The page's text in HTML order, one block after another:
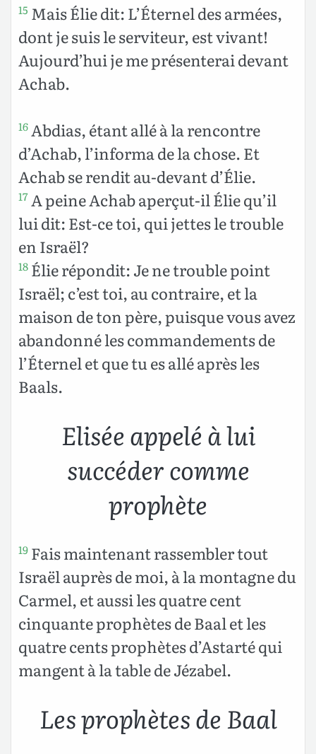
15 Mais Élie dit: L’Éternel des armées,
dont je suis le serviteur, est vivant!
Aujourd’hui je me présenterai devant
Achab.
16Abdias, étant allé à la rencontre
d’Achab, l’informa de la chose. Et
Achab se rendit au-devant d’Élie.
17A peine Achab aperçut-il Élie qu’il
lui dit: Est-ce toi, qui jettes le trouble
en Israël?
18 Élie répondit: Je ne trouble point
Israël; c’est toi, au contraire, et la
maison de ton père, puisque vous avez
abandonné les commandements de
l’Éternel et que tu es allé après les
Baals.
Elisée appelé à lui
succéder comme
prophète
19 Fais maintenant rassembler tout
Israël auprès de moi, à la montagne du
Carmel, et aussi les quatre cent
cinquante prophètes de Baal et les
quatre cents prophètes d’Astarté qui
mangent à la table de Jézabel.
Les prophètes de Baal